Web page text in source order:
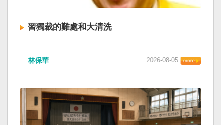
習獨裁的難處和大清洗
林保華 2026-08-05